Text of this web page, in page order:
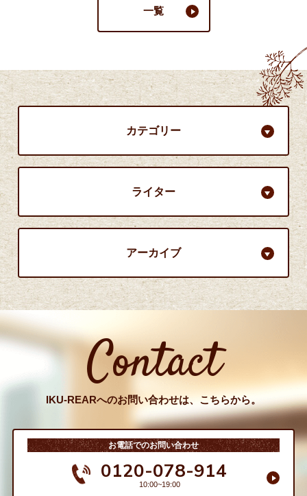
一覧
カテゴリー
ライター
アーカイブ
Contact
IKU-REARへのお問い合わせは、こちらから。
お電話でのお問い合わせ
0120-078-914
10:00~19:00